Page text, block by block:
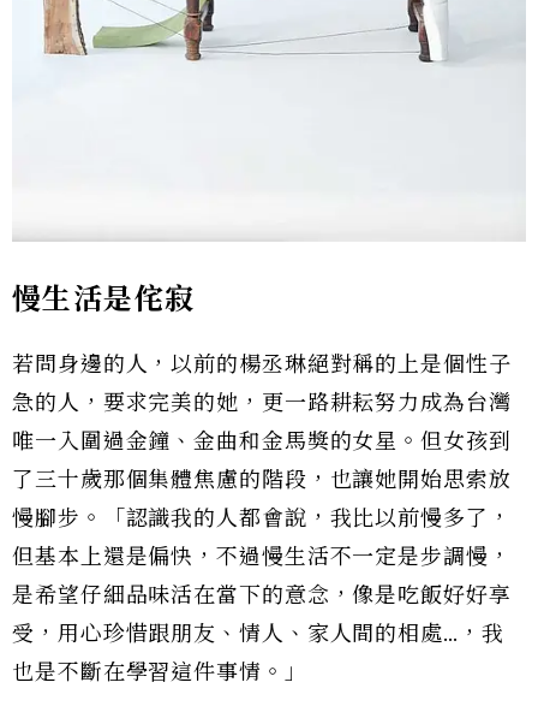
慢生活是侘寂
若問身邊的人，以前的楊丞琳絕對稱的上是個性子
急的人，要求完美的她，更一路耕耘努力成為台灣
唯一入圍過金鐘、金曲和金馬獎的女星。但女孩到
了三十歲那個集體焦慮的階段，也讓她開始思索放
慢腳步。「認識我的人都會說，我比以前慢多了，
但基本上還是偏快，不過慢生活不一定是步調慢，
是希望仔細品味活在當下的意念，像是吃飯好好享
受，用心珍惜跟朋友、情人、家人間的相處…，我
也是不斷在學習這件事情。」